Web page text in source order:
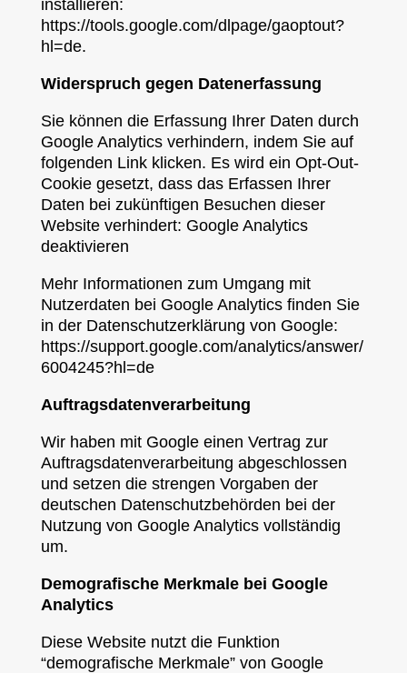
installieren:
https://tools.google.com/dlpage/gaoptout?
hl=de.
Widerspruch gegen Datenerfassung
Sie können die Erfassung Ihrer Daten durch
Google Analytics verhindern, indem Sie auf
folgenden Link klicken. Es wird ein Opt-Out-
Cookie gesetzt, dass das Erfassen Ihrer
Daten bei zukünftigen Besuchen dieser
Website verhindert: Google Analytics
deaktivieren
Mehr Informationen zum Umgang mit
Nutzerdaten bei Google Analytics finden Sie
in der Datenschutzerklärung von Google:
https://support.google.com/analytics/answer/
6004245?hl=de
Auftragsdatenverarbeitung
Wir haben mit Google einen Vertrag zur
Auftragsdatenverarbeitung abgeschlossen
und setzen die strengen Vorgaben der
deutschen Datenschutzbehörden bei der
Nutzung von Google Analytics vollständig
um.
Demografische Merkmale bei Google
Analytics
Diese Website nutzt die Funktion
“demografische Merkmale” von Google